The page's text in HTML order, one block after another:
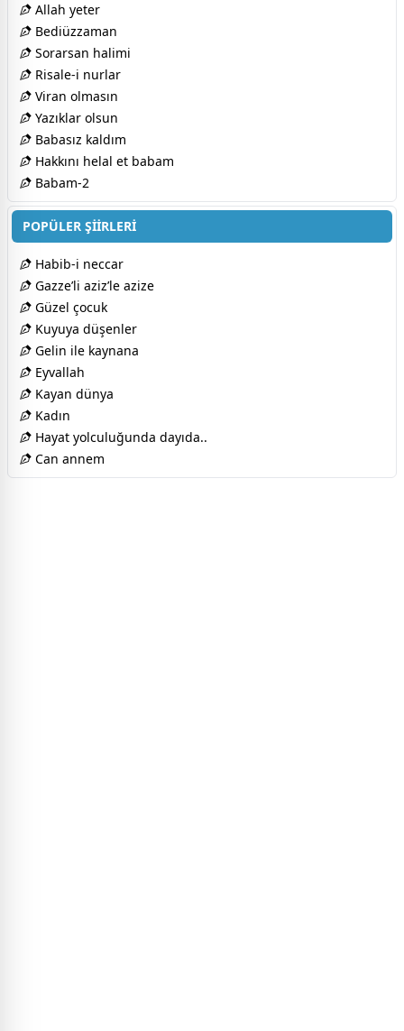
Allah yeter
Bediüzzaman
Sorarsan halimi
Risale-i nurlar
Viran olmasın
Yazıklar olsun
Babasız kaldım
Hakkını helal et babam
Babam-2
POPÜLER ŞİİRLERİ
Habib-i neccar
Gazze’li aziz’le azize
Güzel çocuk
Kuyuya düşenler
Gelin ile kaynana
Eyvallah
Kayan dünya
Kadın
Hayat yolculuğunda dayıda..
Can annem